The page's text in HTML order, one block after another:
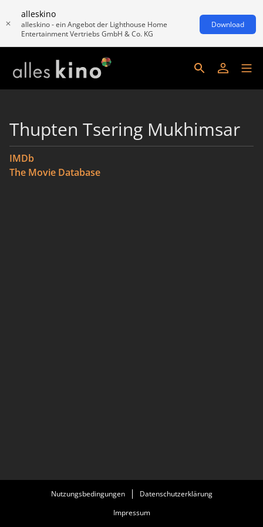
alleskino
alleskino - ein Angebot der Lighthouse Home
Entertainment Vertriebs GmbH & Co. KG
Download
Thupten Tsering Mukhimsar
IMDb
The Movie Database
Nutzungsbedingungen
Datenschutzerklärung
Impressum